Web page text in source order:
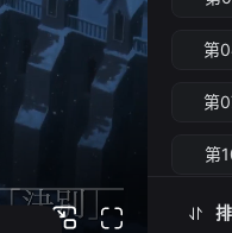
第
第
第